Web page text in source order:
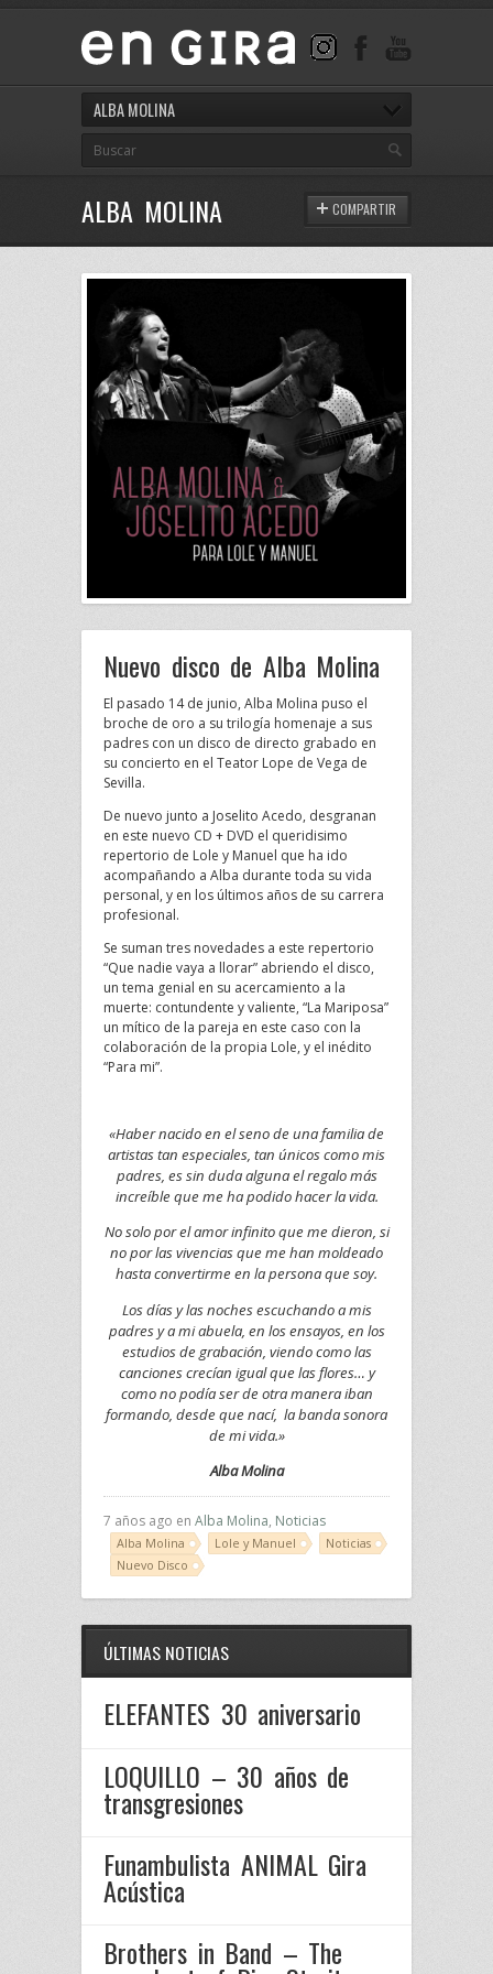
ALBA MOLINA
ALBA MOLINA COMPARTIR
Nuevo disco de Alba Molina
El pasado 14 de junio, Alba Molina puso el
broche de oro a su trilogía homenaje a sus
padres con un disco de directo grabado en
su concierto en el Teator Lope de Vega de
Sevilla.
De nuevo junto a Joselito Acedo, desgranan
en este nuevo CD + DVD el queridisimo
repertorio de Lole y Manuel que ha ido
acompañando a Alba durante toda su vida
personal, y en los últimos años de su carrera
profesional.
Se suman tres novedades a este repertorio
“Que nadie vaya a llorar” abriendo el disco,
un tema genial en su acercamiento a la
muerte: contundente y valiente, “La Mariposa”
un mítico de la pareja en este caso con la
colaboración de la propia Lole, y el inédito
“Para mi”.
«Haber nacido en el seno de una familia de
artistas tan especiales, tan únicos como mis
padres, es sin duda alguna el regalo más
increíble que me ha podido hacer la vida.
No solo por el amor infinito que me dieron, si
no por las vivencias que me han moldeado
hasta convertirme en la persona que soy.
Los días y las noches escuchando a mis
padres y a mi abuela, en los ensayos, en los
estudios de grabación, viendo como las
canciones crecían igual que las flores… y
como no podía ser de otra manera iban
formando, desde que nací, la banda sonora
de mi vida.»
Alba Molina
7 años ago en Alba Molina, Noticias
Alba Molina Lole y Manuel
Noticias
Nuevo Disco
ÚLTIMAS NOTICIAS
ELEFANTES 30 aniversario
LOQUILLO – 30 años de
transgresiones
Funambulista ANIMAL Gira
Acústica
Brothers in Band – The